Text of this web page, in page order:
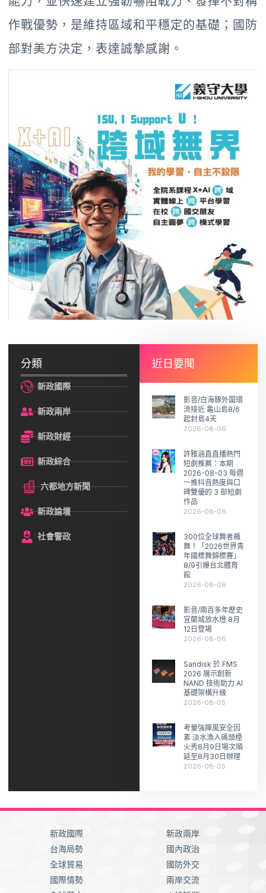
作戰優勢，是維持區域和平穩定的基礎；國防
部對美方決定，表達誠摯感謝。
分類
新政國際
新政兩岸
新政財經
新政綜合
六都地方新聞
新政論壇
社會警政
近日要聞
影音/白海豚外圍環
流接近 龜山島8/6
起封島4天
2026-08-06
許雅涵直直播熱門
短劇推薦：本期
2026-08-03 每週
一推抖音熱度與口
碑雙優的 3 部短劇
作品
2026-08-06
300位全球舞者飆
舞！「2026世界青
年國標舞錦標賽」
8/9引爆台北體育
館
2026-08-06
影音/兩百多年歷史
宜蘭城放水燈 8月
12日登場
2026-08-06
Sandisk 於 FMS
2026 展示創新
NAND 技術助力 AI
基礎架構升級
2026-08-05
考量強陣風安全因
素 淡水漁人碼頭煙
火秀8月9日場次順
延至8月30日辦理
2026-08-05
新政國際
台海局勢
全球貿易
國際情勢
新政兩岸
國內政治
國防外交
兩岸交流